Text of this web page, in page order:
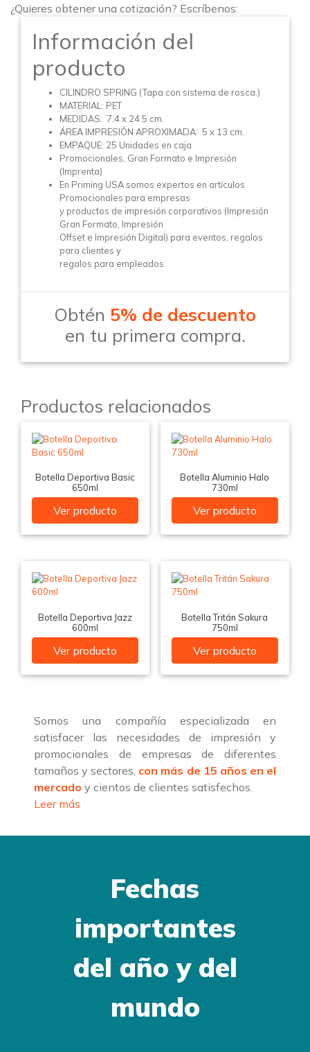
¿Quieres obtener una cotización? Escríbenos:
Información del
producto
CILINDRO SPRING (Tapa con sistema de rosca.)
MATERIAL: PET
MEDIDAS: 7.4 x 24.5 cm.
ÁREA IMPRESIÓN APROXIMADA: 5 x 13 cm.
EMPAQUE: 25 Unidades en caja
Promocionales, Gran Formato e Impresión
(Imprenta)
En Priming USA somos expertos en artículos
Promocionales para empresas
y productos de impresión corporativos (Impresión
Gran Formato, Impresión
Offset e Impresión Digital) para eventos, regalos
para clientes y
regalos para empleados.
Obtén 5% de descuento
en tu primera compra.
Productos relacionados
Botella Deportiva Basic
650ml
Ver producto
Botella Aluminio Halo
730ml
Ver producto
Botella Deportiva Jazz
600ml
Ver producto
Botella Tritán Sakura
750ml
Ver producto
Somos una compañía especializada en
satisfacer las necesidades de impresión y
promocionales de empresas de diferentes
tamaños y sectores, con más de 15 años en el
mercado y cientos de clientes satisfechos.
Leer más
Fechas
importantes
del año y del
mundo